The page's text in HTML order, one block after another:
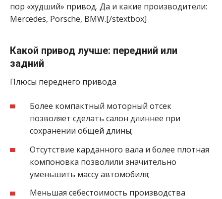
пор «худший» привод. Да и какие производители:
Mercedes, Porsche, BMW.[/stextbox]
Какой привод лучше: передний или
задний
Плюсы переднего привода
Более компактный моторный отсек
позволяет сделать салон длиннее при
сохранении общей длины;
Отсутствие карданного вала и более плотная
компоновка позволили значительно
уменьшить массу автомобиля;
Меньшая себестоимость производства